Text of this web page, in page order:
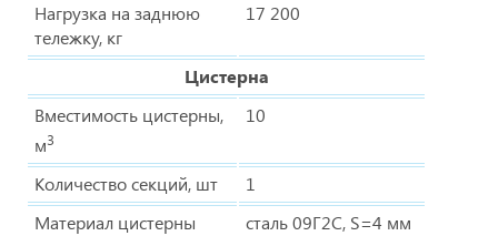
Нагрузка на заднюю
тележку, кг
17 200
Цистерна
Вместимость цистерны,
м3
10
Количество секций, шт
1
Материал цистерны
сталь 09Г2С, S=4 мм